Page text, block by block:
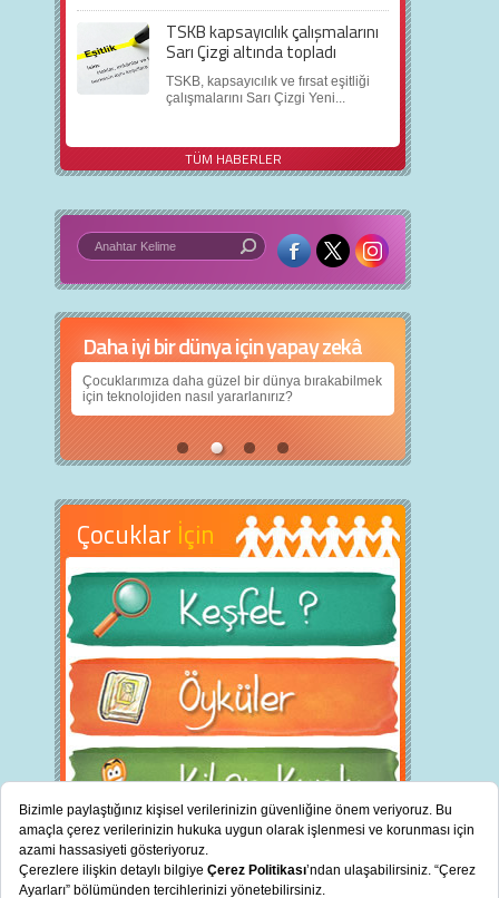
TSKB kapsayıcılık çalışmalarını
Sarı Çizgi altında topladı
TSKB, kapsayıcılık ve fırsat eşitliği
çalışmalarını Sarı Çizgi Yeni...
TÜM HABERLER
Daha iyi bir dünya için yapay zekâ
Çocuklarımıza daha güzel bir dünya bırakabilmek
için teknolojiden nasıl yararlanırız?
Çocuklar İçin